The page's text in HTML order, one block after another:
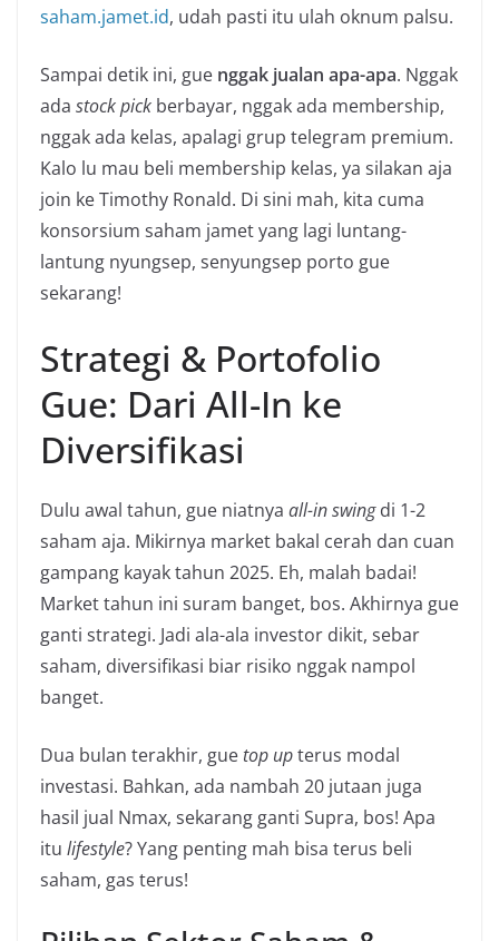
saham.jamet.id, udah pasti itu ulah oknum palsu.
Sampai detik ini, gue nggak jualan apa-apa. Nggak
ada stock pick berbayar, nggak ada membership,
nggak ada kelas, apalagi grup telegram premium.
Kalo lu mau beli membership kelas, ya silakan aja
join ke Timothy Ronald. Di sini mah, kita cuma
konsorsium saham jamet yang lagi luntang-
lantung nyungsep, senyungsep porto gue
sekarang!
Strategi & Portofolio
Gue: Dari All-In ke
Diversifikasi
Dulu awal tahun, gue niatnya all-in swingdi 1-2
saham aja. Mikirnya market bakal cerah dan cuan
gampang kayak tahun 2025. Eh, malah badai!
Market tahun ini suram banget, bos. Akhirnya gue
ganti strategi. Jadi ala-ala investor dikit, sebar
saham, diversifikasi biar risiko nggak nampol
banget.
Dua bulan terakhir, guetop upterus modal
investasi. Bahkan, ada nambah 20 jutaan juga
hasil jual Nmax, sekarang ganti Supra, bos! Apa
itu lifestyle? Yang penting mah bisa terus beli
saham, gas terus!